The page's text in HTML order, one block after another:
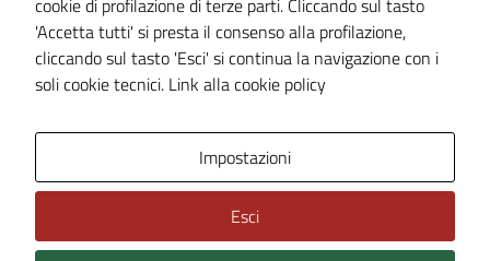
Dichiarazione di accessibilità
Piano di miglioramento del sito
cookie di profilazione di terze parti. Cliccando sul tasto
'Accetta tutti' si presta il consenso alla profilazione,
cliccando sul tasto 'Esci' si continua la navigazione con i
soli cookie tecnici. Link alla cookie policy
Impostazioni
Esci